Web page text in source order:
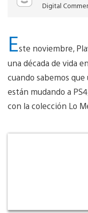
Digital
Este noviembre,
una década de vida
cuando sabemos
están mudando a
con la colección Lo